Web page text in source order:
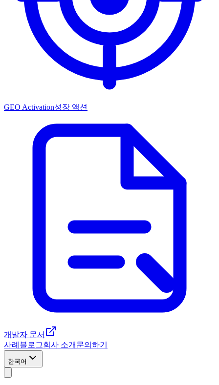
GEO Activation성장 액션
개발자 문서
사례 블로그회사 소개 문의하기
한국어